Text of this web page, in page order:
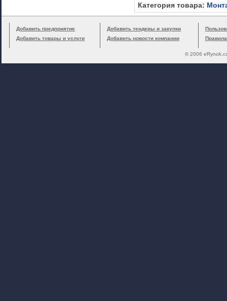
Категория товара:
Добавить предприятие
Добавить товары и услуги
Добавить тендеры и закупки
Добавить новости компании
© 2006